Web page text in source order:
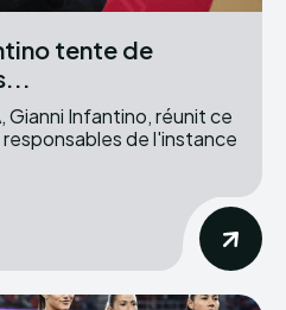
tente de
Gianni Infantino, réunit ce
de l'instance